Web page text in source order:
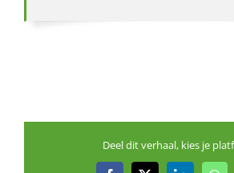
Deel dit verhaal, kies je